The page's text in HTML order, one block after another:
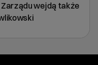
Zarządu wejdą także